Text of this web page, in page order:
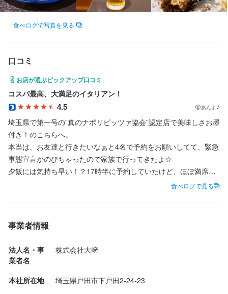
優しい先輩スタッフがしっかりサポートするので、未経験の方で
あなたと一緒に働ける日を楽しみにしています。
食べログで写真を見る
口コミ
お店が選ぶピックアップ口コミ
コスパ最高、大満足のイタリアン！
4.5 あんよ♪
埼玉県で第一号の”真のナポリピッツァ協会”認定店で美味しさお墨
付き！のこちらへ。
本当は、お友達と行きたいなぁと4名で予約をお願いしてて、緊急
事態宣言がのびちゃったので家族で行ってきたよ☆
夕飯には気持ち早い！？17時半に予約していたけど、ほぼ満席。
店内は感覚も広いし、テラス席には愛犬との食事を楽しむ御家族
しよう！」ということでオーダーしたのは
・フリッタティーナ(パスタ入り・ナポリ定番のクリームコロッケ)
・シーザーサラダ
・ガーリックトースト
・柔らかく煮込んだ牛ホホ肉のオーロラトマトソース ほうれん草
食べログで見る
事業者情報
法人名・事
業者名
株式会社大﨑
本社所在地
埼玉県戸田市下戸田2-24-23